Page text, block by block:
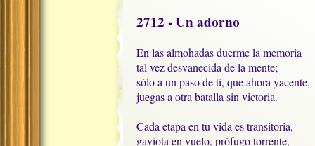
2712 - Un adorno
En las almohadas duerme la memoria
tal vez desvanecida de la mente;
sólo a un paso de ti, que ahora yacente,
juegas a otra batalla sin victoria.
Cada etapa en tu vida es transitoria,
gaviota en vuelo, prófugo torrente,